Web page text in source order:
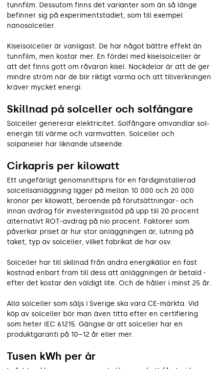
tunnfilm. Dessutom finns det varianter som än så länge
befinner sig på experimentstadiet, som till exempel
nanosolceller.
Kiselsolceller är vanligast. De har något bättre effekt än
tunnfilm, men kostar mer. En fördel med kiselsolceller är
att det finns gott om råvaran kisel. Nackdelar är att de ger
mindre ström när de blir riktigt varma och att tillverkningen
kräver mycket energi.
Skillnad på solceller och solfångare
Solceller genererar elektricitet. Solfångare omvandlar sol­
energin till värme och varmvatten. Solceller och
solpaneler har liknande utseende.
Cirkapris per kilowatt
Ett ungefärligt genomsnittspris för en färdiginstallerad
solcellsanläggning ligger på mellan 10 000 och 20 000
kronor per kilowatt, beroende på förutsättningar- och
innan avdrag för investeringsstöd på upp till 20 procent
alternativt ROT-avdrag på nio procent. Faktorer som
påverkar priset är hur stor anläggningen är, lutning på
taket, typ av solceller, vilket fabrikat de har osv.
Solceller har till skillnad från andra energikällor en fast
kostnad enbart fram till dess att anläggningen är betald -
efter det kostar den väldigt lite. Och de håller i minst 25 år.
Alla solceller som säljs i Sverige ska vara CE-märkta. Vid
köp av solceller bör man även titta efter en certifiering
som heter IEC 61215. Gängse är att solceller har en
produkt­garanti på 10–12 år eller mer.
Tusen kWh per år